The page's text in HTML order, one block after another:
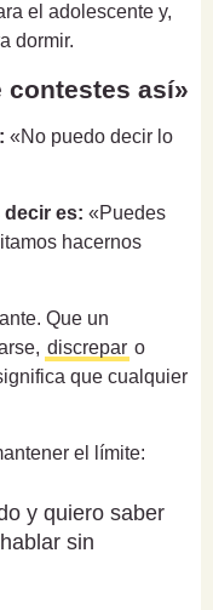
el adolescente y,
dormir.
contestes así»
«No puedo decir lo
es: «Puedes
hacernos
Que un
discrepar o
que cualquier
el límite:
y quiero saber
sin